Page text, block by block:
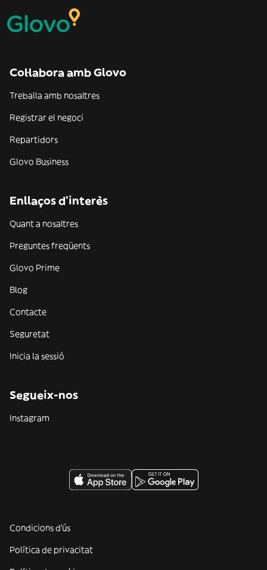
Col·labora amb Glovo
Treballa amb nosaltres
Registrar el negoci
Repartidors
Glovo Business
Enllaços d'interès
Quant a nosaltres
Preguntes freqüents
Glovo Prime
Blog
Contacte
Seguretat
Inicia la sessió
Segueix-nos
Instagram
Condicions d'ús
Política de privacitat